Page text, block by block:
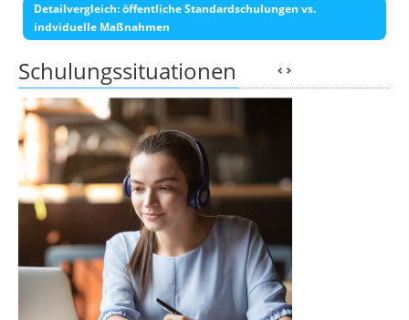
Detailvergleich: öffentliche Standardschulungen vs.
indviduelle Maßnahmen
Schulungssituationen